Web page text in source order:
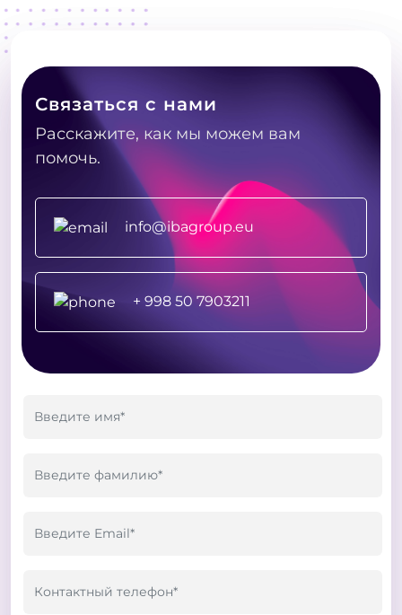
Связаться с нами
Расскажите, как мы можем вам
помочь.
info@ibagroup.eu
+ 998 50 7903211